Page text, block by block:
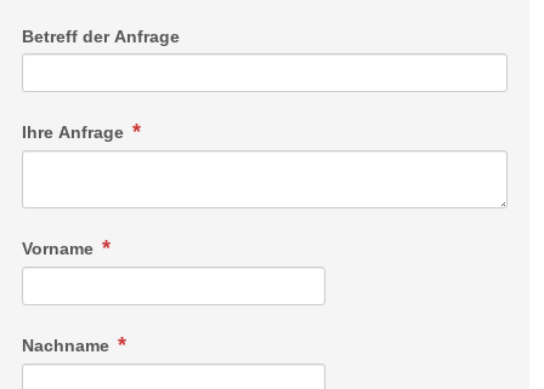
Betreff der Anfrage
Ihre Anfrage
Vorname
Nachname